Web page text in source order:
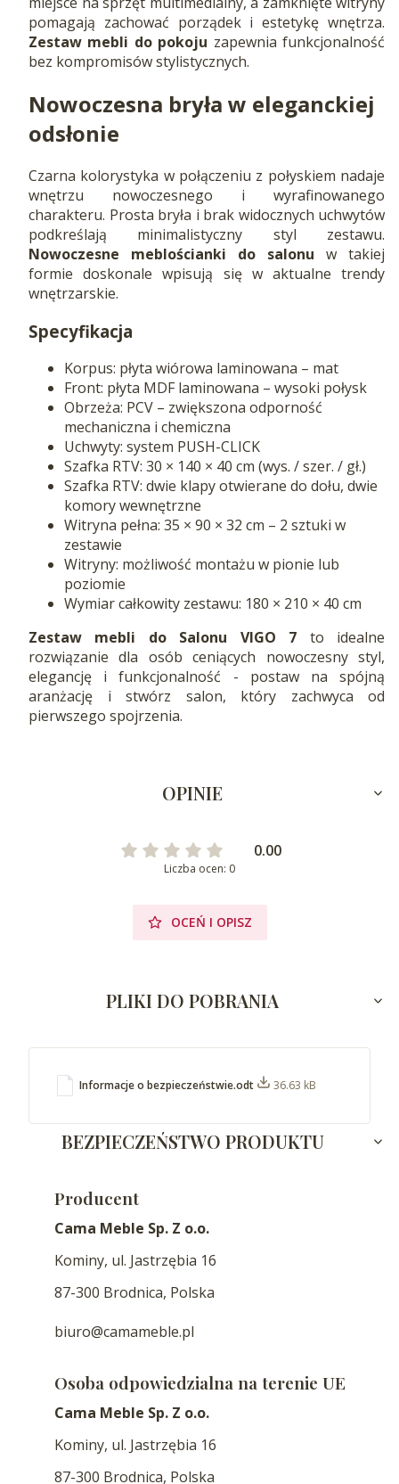
pomagają zachować porządek i estetykę wnętrza.
Zestaw mebli do pokoju zapewnia funkcjonalność
bez kompromisów stylistycznych.
Nowoczesna bryła w eleganckiej
odsłonie
Czarna kolorystyka w połączeniu z połyskiem nadaje
wnętrzu nowoczesnego i wyrafinowanego
charakteru. Prosta bryła i brak widocznych uchwytów
podkreślają minimalistyczny styl zestawu.
Nowoczesne meblościanki do salonu w takiej
formie doskonale wpisują się w aktualne trendy
wnętrzarskie.
Specyfikacja
Korpus: płyta wiórowa laminowana – mat
Front: płyta MDF laminowana – wysoki połysk
Obrzeża: PCV – zwiększona odporność
mechaniczna i chemiczna
Uchwyty: system PUSH-CLICK
Szafka RTV: 30 × 140 × 40 cm (wys. / szer. / gł.)
Szafka RTV: dwie klapy otwierane do dołu, dwie
komory wewnętrzne
Witryna pełna: 35 × 90 × 32 cm – 2 sztuki w
zestawie
Witryny: możliwość montażu w pionie lub
poziomie
Wymiar całkowity zestawu: 180 × 210 × 40 cm
Zestaw mebli do Salonu VIGO 7 to idealne
rozwiązanie dla osób ceniących nowoczesny styl,
elegancję i funkcjonalność - postaw na spójną
aranżację i stwórz salon, który zachwyca od
pierwszego spojrzenia.
OPINIE
0.00
Liczba ocen: 0
OCEŃ I OPISZ
PLIKI DO POBRANIA
Informacje o bezpieczeństwie.odt 36.63 kB
BEZPIECZEŃSTWO PRODUKTU
Producent
Cama Meble Sp. Z o.o.
Kominy, ul. Jastrzębia 16
87-300 Brodnica, Polska
biuro@camameble.pl
Osoba odpowiedzialna na terenie UE
Cama Meble Sp. Z o.o.
Kominy, ul. Jastrzębia 16
87-300 Brodnica, Polska